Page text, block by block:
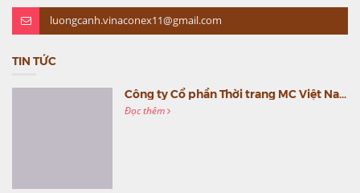
luongcanh.vinaconex11@gmail.com
TIN TỨC
Công ty Cổ phần Thời trang MC Việt Nam (MC Fashion) tổ chức Gala mừng sinh nhật lần thứ 9
Đọc thêm